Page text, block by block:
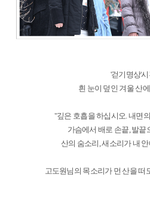
'걷기명상'시
흰 눈이 덮인 겨울 산
"깊은 호흡을 하십시오. 내면
가슴에서 배로 손끝, 발끝
산의 숨소리, 새소리가 내
고도원님의 목소리가 먼 산을 떠